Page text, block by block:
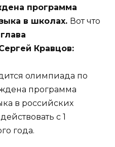
программа
в школах. Вот что
глава
Кравцов:
олимпиада по
программа
в российских
с 1
года.